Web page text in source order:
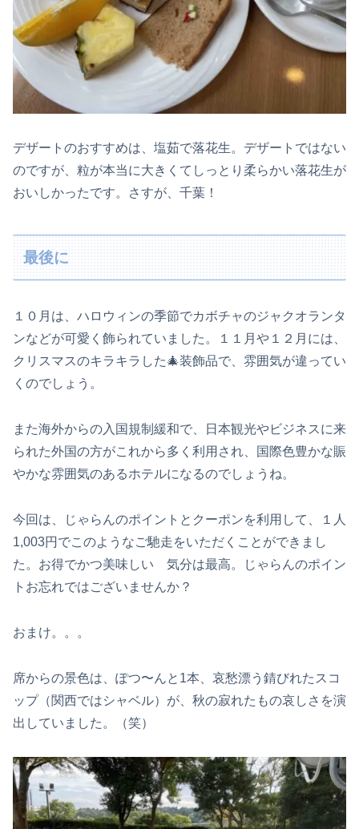
デザートのおすすめは、塩茹で落花生。デザートではない
のですが、粒が本当に大きくてしっとり柔らかい落花生が
おいしかったです。さすが、千葉！
最後に
１０月は、ハロウィンの季節でカボチャのジャクオランタ
ンなどが可愛く飾られていました。１１月や１２月には、
クリスマスのキラキラした🎄装飾品で、雰囲気が違ってい
くのでしょう。
また海外からの入国規制緩和で、日本観光やビジネスに来
られた外国の方がこれから多く利用され、国際色豊かな賑
やかな雰囲気のあるホテルになるのでしょうね。
今回は、じゃらんのポイントとクーポンを利用して、１人
1,003円でこのようなご馳走をいただくことができまし
た。お得でかつ美味しい 気分は最高。じゃらんのポイン
トお忘れではございませんか？
おまけ。。。
席からの景色は、ぽつ〜んと1本、哀愁漂う錆びれたスコ
ップ（関西ではシャベル）が、秋の寂れたもの哀しさを演
出していました。（笑）